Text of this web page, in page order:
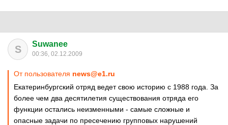
S Suwanee
00:36, 02.12.2009
От пользователя news@e1.ru
Екатеринбургский отряд ведет свою историю с 1988 года. За
более чем два десятилетия существования отряда его
функции остались неизменными - самые сложные и
опасные задачи по пресечению групповых нарушений